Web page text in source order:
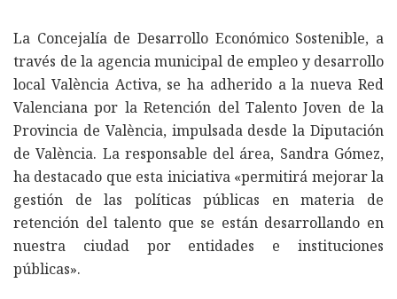
La Concejalía de Desarrollo Económico Sostenible, a
través de la agencia municipal de empleo y desarrollo
local València Activa, se ha adherido a la nueva Red
Valenciana por la Retención del Talento Joven de la
Provincia de València, impulsada desde la Diputación
de València. La responsable del área, Sandra Gómez,
ha destacado que esta iniciativa «permitirá mejorar la
gestión de las políticas públicas en materia de
retención del talento que se están desarrollando en
nuestra ciudad por entidades e instituciones
públicas».